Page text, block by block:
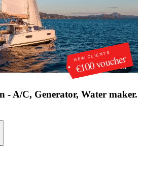
NEW CLIENTS
€100 voucher
1/15
- A/C, Generator, Water maker.